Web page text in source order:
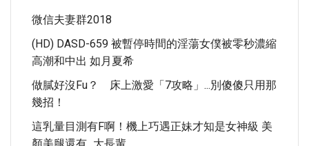
微信夫妻群2018
(HD) DASD-659 被暫停時間的淫蕩女僕被零秒濃縮
高潮和中出 如月夏希
做膩好沒Fu？ 床上激愛「7攻略」...別傻傻只用那
幾招！
這乳量目測有F啊！機上巧遇正妹才知是女神級 美